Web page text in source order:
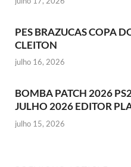
PES BRAZUCAS COPA
CLEITON
julho 16, 2026
BOMBA PATCH 2026
JULHO 2026 EDITOR
julho 15, 2026